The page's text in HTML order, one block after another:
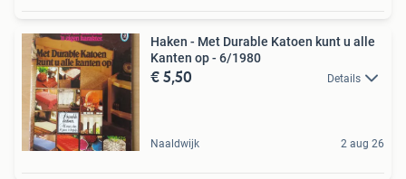
Haken - Met Durable Katoen kunt u alle
Kanten op - 6/1980
€ 5,50 Details
Naaldwijk 2 aug 26